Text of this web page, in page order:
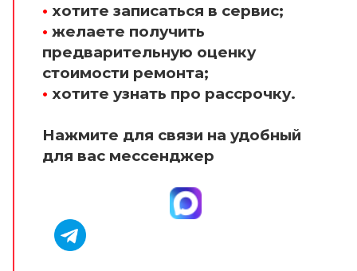
• хотите записаться в сервис;
• желаете получить
предварительную оценку
стоимости ремонта;
• хотите узнать про рассрочку.
Нажмите для связи на удобный
для вас мессенджер